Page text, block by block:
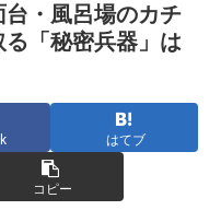
・風呂場のカチ
「秘密兵器」は
はてブ
コピー